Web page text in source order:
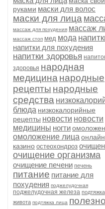
руками маски для волос
маски для лица
массаж для похудения массаж
массаж стоп мед мода
напитки для похудения
напитки здоровья
здоровья народная
медицина народные
рецепты народные
средства
блюда низкокалорийные
рецепты новости новости
медицины ногти
омоложение лица онлайн
казино остеохондроз
очищение организма
очищение печени печень
питание питание для
похудения поджелудочная
поджелудочная железа подтяжка
живота подтяжка лица полезно